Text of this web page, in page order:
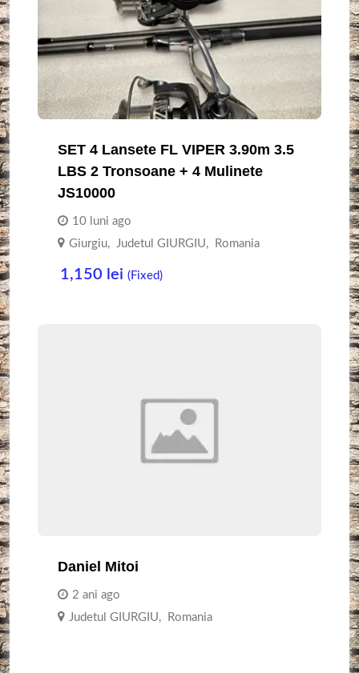
SET 4 Lansete FL VIPER 3.90m 3.5
LBS 2 Tronsoane + 4 Mulinete
JS10000
10 luni ago
Giurgiu, Judetul GIURGIU, Romania
1,150 lei (Fixed)
Daniel Mitoi
2 ani ago
Judetul GIURGIU, Romania